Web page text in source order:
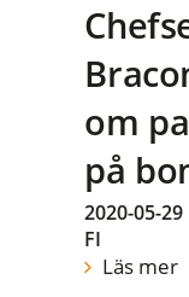
om
på
2020-05-29
FI
Läs mer